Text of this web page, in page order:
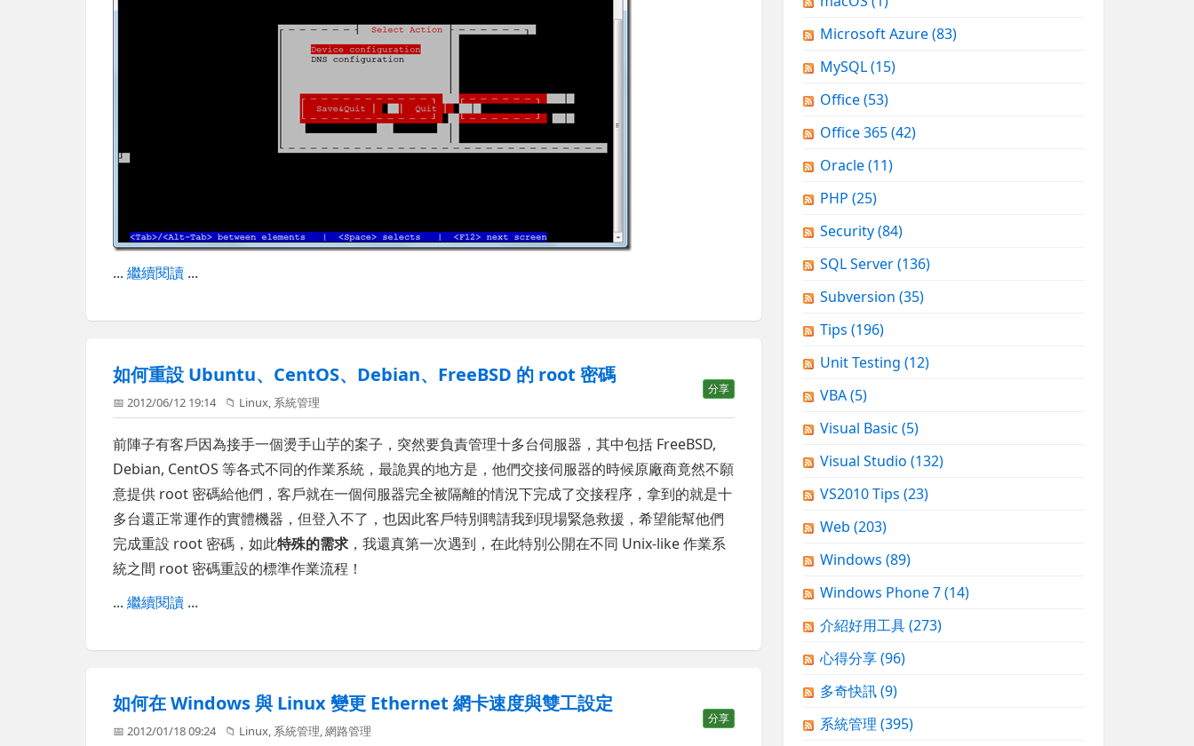
...繼續閱讀 ...
如何重設 Ubuntu、CentOS、Debian、FreeBSD 的 root 密碼
分享
📅 2012/06/12 19:14 📁 Linux, 系統管理
前陣子有客戶因為接手一個燙手山芋的案子，突然要負責管理十多台伺服器，其中包括 FreeBSD,
Debian, CentOS 等各式不同的作業系統，最詭異的地方是，他們交接伺服器的時候原廠商竟然不願
意提供 root 密碼給他們，客戶就在一個伺服器完全被隔離的情況下完成了交接程序，拿到的就是十
多台還正常運作的實體機器，但登入不了，也因此客戶特別聘請我到現場緊急救援，希望能幫他們
完成重設 root 密碼，如此特殊的需求 ，我還真第一次遇到，在此特別公開在不同 Unix-like 作業系
統之間 root 密碼重設的標準作業流程！
...繼續閱讀 ...
如何在 Windows 與 Linux 變更 Ethernet 網卡速度與雙工設定
分享
📅 2012/01/18 09:24 📁 Linux, 系統管理,網路管理
Microsoft Azure(83)
MySQL(15)
Office(53)
Office 365(42)
Oracle(11)
PHP (25)
Security(84)
SQL Server(136)
Subversion (35)
Tips (196)
Unit Testing (12)
VBA(5)
Visual Basic (5)
Visual Studio (132)
VS2010 Tips (23)
Web (203)
Windows (89)
Windows Phone 7(14)
介紹好用工具(273)
心得分享(96)
多奇快訊(9)
系統管理 (395)